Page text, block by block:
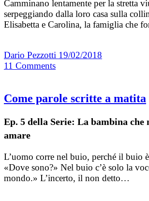
Camminano lentamente per la stretta
serpeggiando dalla loro casa sulla
Elisabetta e Carolina, la famiglia che
Dario Pezzotti 19/02/2018
11 Comments
Come parole scritte a matita
Ep. 5 della Serie: La bambina che
amare
L’uomo corre nel buio, perché il buio
«Dove sono?» Nel buio c’è solo la
mondo.» L’incerto, il non detto…